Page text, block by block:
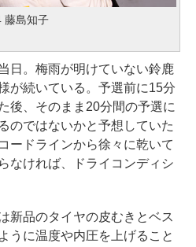
藤島知子
日。梅雨が明けていない鈴鹿
が続いている。予選前に15分
後、そのまま20分間の予選に
のではないかと予想していた
ードラインから徐々に乾いて
なければ、ドライコンディシ
新品のタイヤの皮むきとベス
うに温度や内圧を上げること